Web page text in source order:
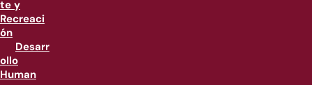
te y
Recreaci
ón
Desarr
ollo
Human